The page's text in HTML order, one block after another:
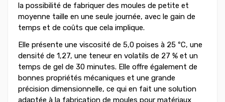
la possibilité de fabriquer des moules de petite et
moyenne taille en une seule journée, avec le gain de
temps et de coûts que cela implique.
Elle présente une viscosité de 5,0 poises à 25 ºC, une
densité de 1,27, une teneur en volatils de 27 % et un
temps de gel de 30 minutes. Elle offre également de
bonnes propriétés mécaniques et une grande
précision dimensionnelle, ce qui en fait une solution
adaptée à la fabrication de moules pour matériaux